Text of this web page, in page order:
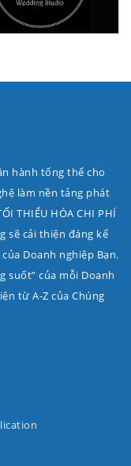
hành tổng thể cho
làm nền tảng phát
THIỂU HÓA CHI PHÍ
sẽ cải thiện đáng kể
Doanh nghiệp Bạn.
suốt” của mỗi Doanh
từ A-Z của Chúng